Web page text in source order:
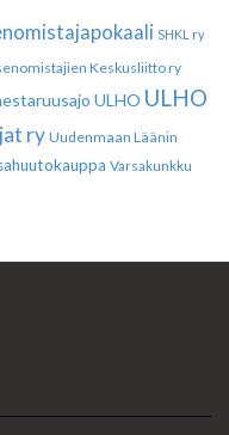
SHKL ry
Keskusliitto ry
ULHO ULHO
ry Uudenmaan Läänin
Varsakunkku